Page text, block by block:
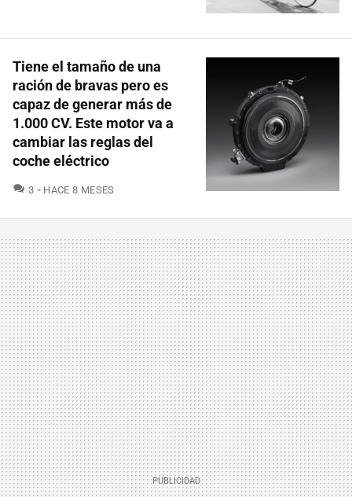
Tiene el tamaño de una
ración de bravas pero es
capaz de generar más de
1.000 CV. Este motor va a
cambiar las reglas del
coche eléctrico
3 COMENTARIOS
HACE 8 MESES